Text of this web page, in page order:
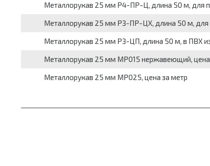
Металлорукав 25 мм Р4-ПР-Ц, длина 50 м, для
Металлорукав 25 мм РЗ-ПР-ЦХ, длина 50 м, для
Металлорукав 25 мм РЗ-ЦП, длина 50 м, в ПВХ
Металлорукав 25 мм МР015 нержавеющий, цена
Металлорукав 25 мм МР025, цена за метр